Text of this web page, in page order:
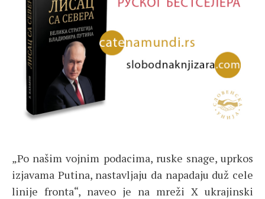
„Po našim vojnim podacima, ruske snage, uprkos
izjavama Putina, nastavljaju da napadaju duž cele
linije fronta“, naveo je na mreži X ukrajinski